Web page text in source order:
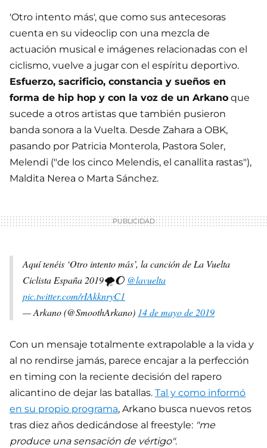
'Otro intento más', que como sus antecesoras
cuenta en su videoclip con una mezcla de
actuación musical e imágenes relacionadas con el
ciclismo, vuelve a jugar con el espíritu deportivo.
Esfuerzo, sacrificio, constancia y sueños en
forma de hip hop y con la voz de un Arkano que
sucede a otros artistas que también pusieron
banda sonora a la Vuelta. Desde Zahara a OBK,
pasando por Patricia Monterola, Pastora Soler,
Melendi ("de los cinco Melendis, el canallita rastas"),
Maldita Nerea o Marta Sánchez.
Aquí tenéis ‘Otro intento más’, la canción de La Vuelta
Ciclista España 2019🌪🌔 @lavuelta
pic.twitter.com/rIAkknryC1
— Arkano (@SmoothArkano) 14 de mayo de 2019
Con un mensaje totalmente extrapolable a la vida y
al no rendirse jamás, parece encajar a la perfección
en timing con la reciente decisión del rapero
alicantino de dejar las batallas. Tal y como informó
en su propio programa, Arkano busca nuevos retos
tras diez años dedicándose al freestyle: "me
produce una sensación de vértigo".